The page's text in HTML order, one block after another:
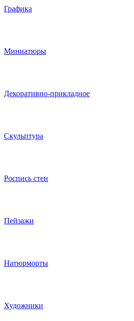
Графика
Миниатюры
Декоративно-прикладное
Скульптура
Роспись стен
Пейзажи
Натюрморты
Художники